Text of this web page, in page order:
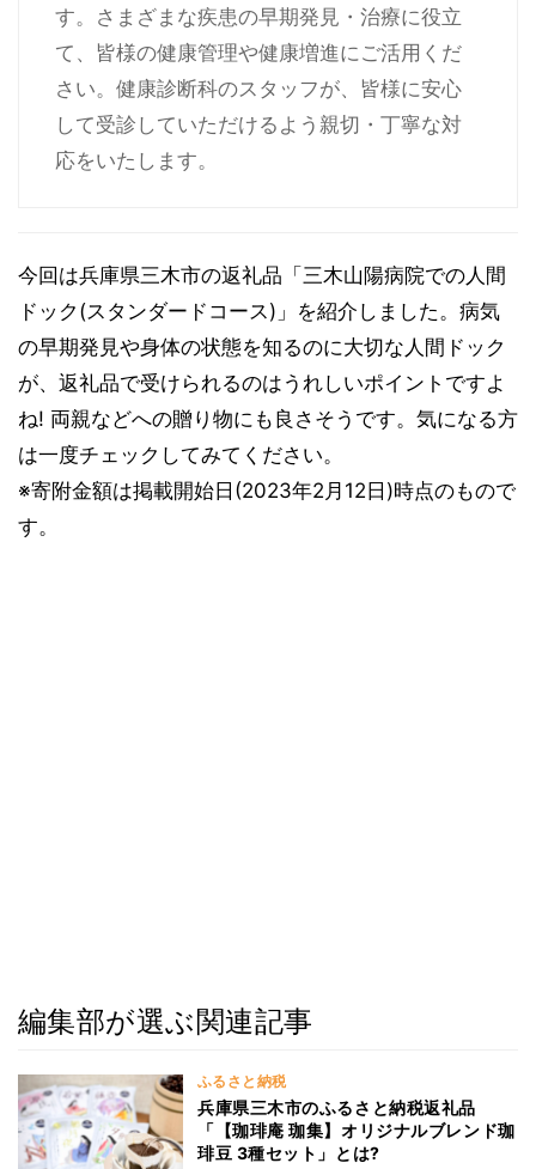
す。さまざまな疾患の早期発見・治療に役立
て、皆様の健康管理や健康増進にご活用くだ
さい。健康診断科のスタッフが、皆様に安心
して受診していただけるよう親切・丁寧な対
応をいたします。
今回は兵庫県三木市の返礼品「三木山陽病院での人間
ドック(スタンダードコース)」を紹介しました。病気
の早期発見や身体の状態を知るのに大切な人間ドック
が、返礼品で受けられるのはうれしいポイントですよ
ね! 両親などへの贈り物にも良さそうです。気になる方
は一度チェックしてみてください。
※寄附金額は掲載開始日(2023年2月12日)時点のもので
す。
編集部が選ぶ関連記事
ふるさと納税
兵庫県三木市のふるさと納税返礼品
「【珈琲庵 珈集】オリジナルブレンド珈
琲豆 3種セット」とは?